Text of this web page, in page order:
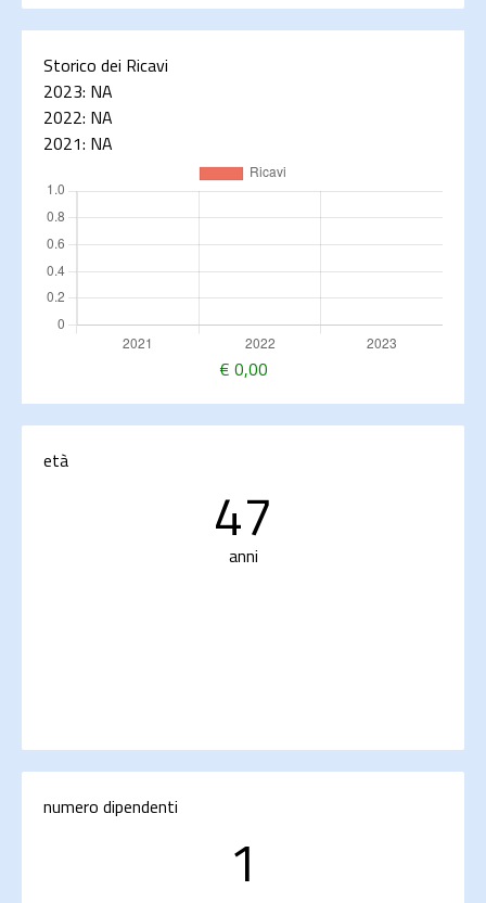
Storico dei Ricavi
2023: NA
2022: NA
2021: NA
€ 0,00
età
47
anni
numero dipendenti
1